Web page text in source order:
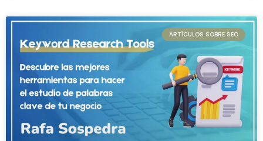
ARTÍCULOS SOBRE SEO